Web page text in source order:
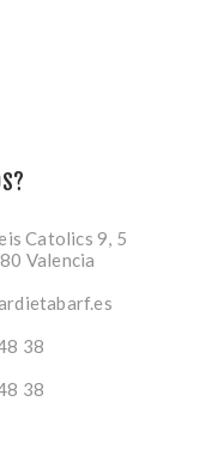
Catolics 9, 5
Valencia
38
38